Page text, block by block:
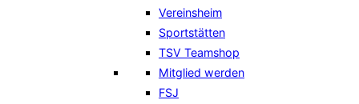
Vereinsheim
Sportstätten
TSV Teamshop
Mitglied werden
FSJ